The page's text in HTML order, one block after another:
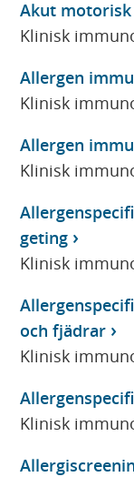
Akut
Klinisk
Allergen
Klinisk
Allergen
Klinisk
geting
Klinisk
och fjädrar
Klinisk
Klinisk